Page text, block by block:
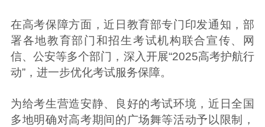
在高考保障方面，近日教育部专门印发通知，部
署各地教育部门和招生考试机构联合宣传、网
信、公安等多个部门，深入开展“2025高考护航行
动”，进一步优化考试服务保障。
为给考生营造安静、良好的考试环境，近日全国
多地明确对高考期间的广场舞等活动予以限制，